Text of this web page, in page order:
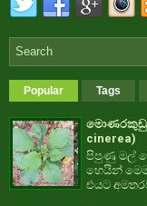
Popular Tags
cinerea)
පිපුණු මල්
හෙයින්
එයට